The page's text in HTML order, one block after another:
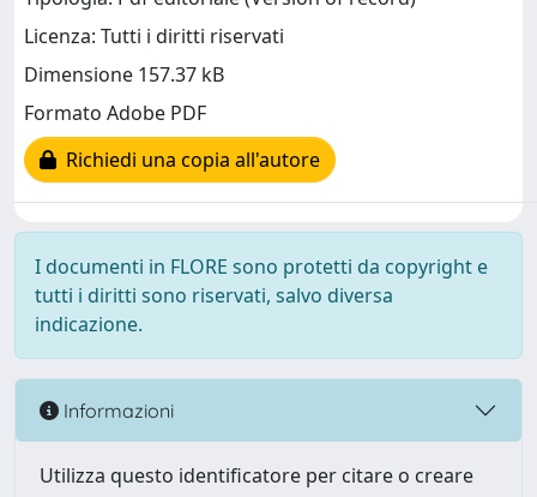
Licenza: Tutti i diritti riservati
Dimensione 157.37 kB
Formato Adobe PDF
Richiedi una copia all'autore
I documenti in FLORE sono protetti da copyright e
tutti i diritti sono riservati, salvo diversa
indicazione.
Informazioni
Utilizza questo identificatore per citare o creare